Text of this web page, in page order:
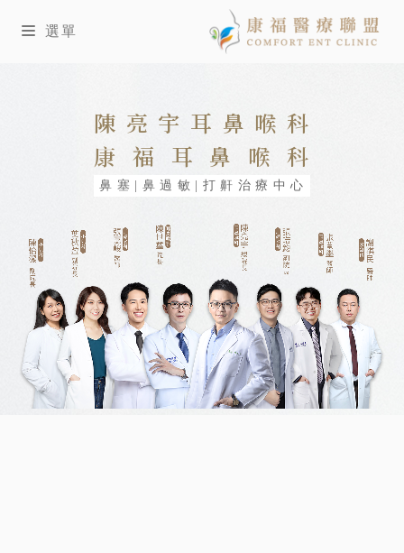
選單
陳亮宇耳鼻喉科
康福耳鼻喉科
鼻塞|鼻過敏|打鼾治療中心